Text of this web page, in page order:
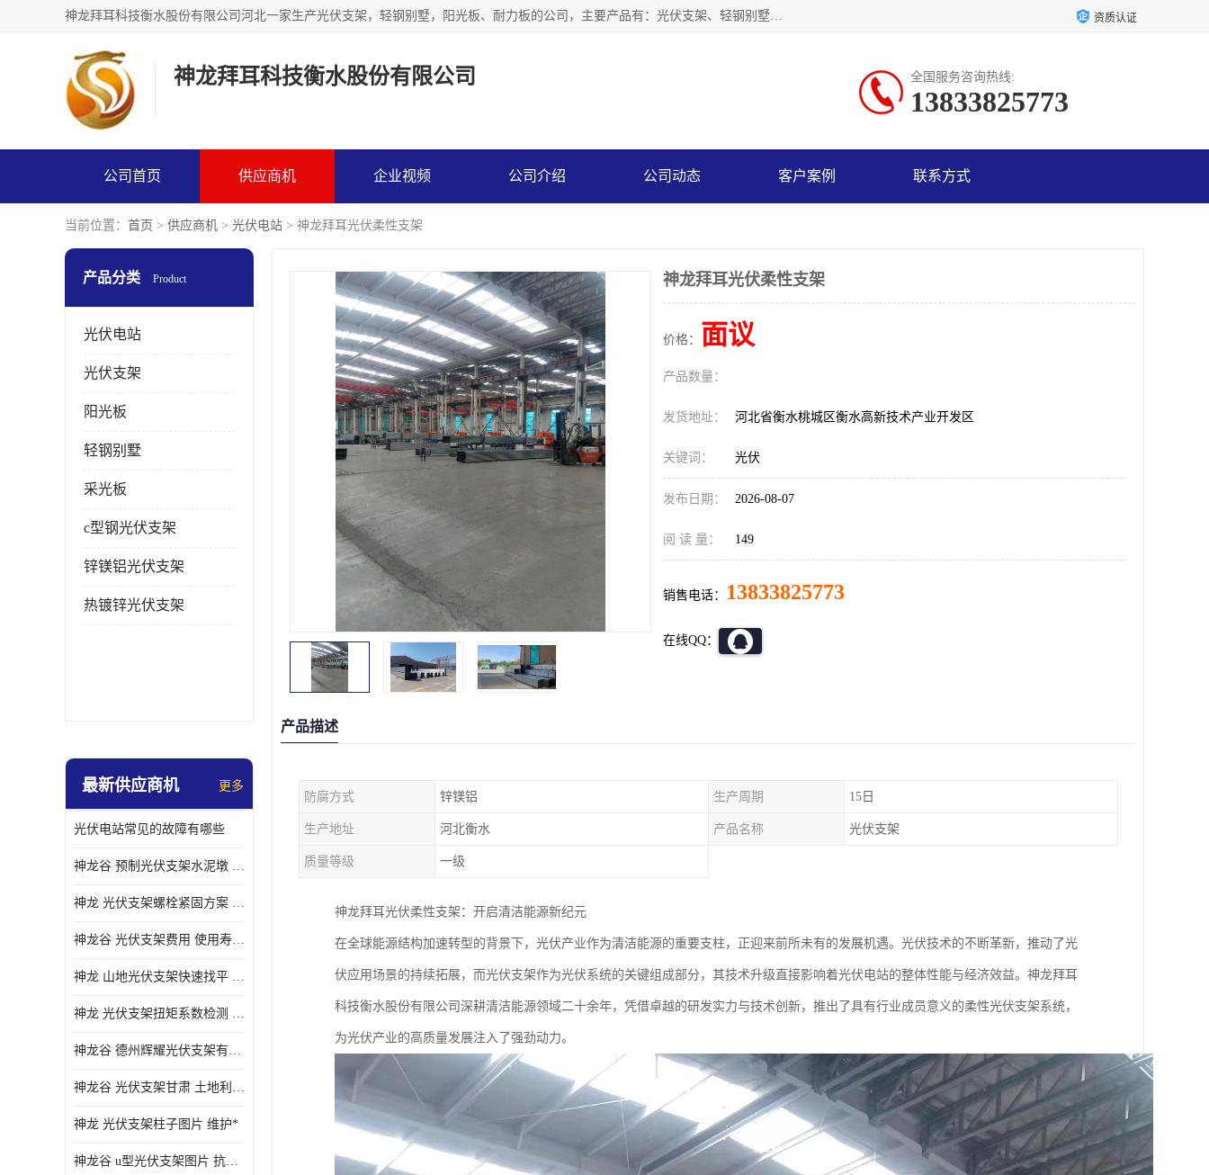
神龙拜耳科技衡水股份有限公司河北一家生产光伏支架，轻钢别墅，阳光板、耐力板的公司，主要产品有：光伏支架、轻钢别墅、阳光板、耐力板、采光板等，公司参与制定了多项标准。 资质认证
神龙拜耳科技衡水股份有限公司 全国服务咨询热线:
13833825773
公司首页 供应商机 企业视频 公司介绍 公司动态 客户案例 联系方式
当前位置： 首页 > 供应商机 > 光伏电站 > 神龙拜耳光伏柔性支架
产品分类 Product
光伏电站
光伏支架
阳光板
轻钢别墅
采光板
c型钢光伏支架
锌镁铝光伏支架
热镀锌光伏支架
最新供应商机 更多
光伏电站常见的故障有哪些
神龙谷 预制光伏支架水泥墩 抗震性能优
神龙 光伏支架螺栓紧固方案 土地利用率高
神龙谷 光伏支架费用 使用寿命长
神龙 山地光伏支架快速找平 抗风耐压
神龙 光伏支架扭矩系数检测 适应性强
神龙谷 德州辉耀光伏支架有限公司 材质多样
神龙谷 光伏支架甘肃 土地利用率高
神龙 光伏支架柱子图片 维护*
神龙谷 u型光伏支架图片 抗紫外线
神龙拜耳光伏柔性支架
价格： 面议
产品数量：
发货地址： 河北省衡水桃城区衡水高新技术产业开发区
关键词： 光伏
发布日期： 2026-08-07
阅 读 量： 149
销售电话： 13833825773
在线QQ：
产品描述
防腐方式 锌镁铝 生产周期 15日
生产地址 河北衡水 产品名称 光伏支架
质量等级 一级
神龙拜耳光伏柔性支架：开启清洁能源新纪元
在全球能源结构加速转型的背景下，光伏产业作为清洁能源的重要支柱，正迎来前所未有的发展机遇。光伏技术的不断革新，推动了光
伏应用场景的持续拓展，而光伏支架作为光伏系统的关键组成部分，其技术升级直接影响着光伏电站的整体性能与经济效益。神龙拜耳
科技衡水股份有限公司深耕清洁能源领域二十余年，凭借卓越的研发实力与技术创新，推出了具有行业成员意义的柔性光伏支架系统，
为光伏产业的高质量发展注入了强劲动力。